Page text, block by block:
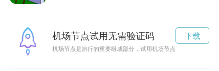
机场节点试用无需验证码
机场节点是旅行的重要组成部分，试用机场节点服务能够提升
下载